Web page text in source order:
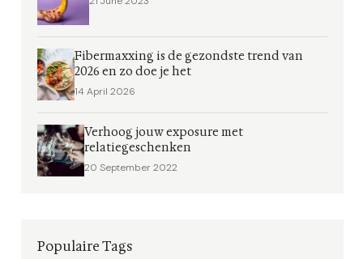
Fibermaxxing is de gezondste trend van
2026 en zo doe je het
14 April 2026
Verhoog jouw exposure met
relatiegeschenken
20 September 2022
Populaire Tags